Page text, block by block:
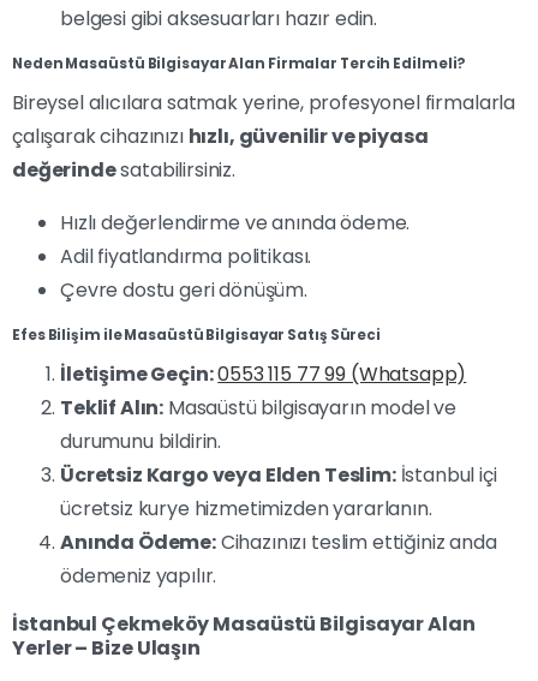
belgesi gibi aksesuarları hazır edin.
Neden Masaüstü Bilgisayar Alan Firmalar Tercih Edilmeli?
Bireysel alıcılara satmak yerine, profesyonel firmalarla
çalışarak cihazınızı hızlı, güvenilir ve piyasa
değerindesatabilirsiniz.
Hızlı değerlendirme ve anında ödeme.
Adil fiyatlandırma politikası.
Çevre dostu geri dönüşüm.
Efes Bilişim ile Masaüstü Bilgisayar Satış Süreci
İletişime Geçin:0553 115 77 99 (Whatsapp)
Teklif Alın: Masaüstü bilgisayarın model ve
durumunu bildirin.
Ücretsiz Kargo veya Elden Teslim:İstanbul içi
ücretsiz kurye hizmetimizden yararlanın.
Anında Ödeme:Cihazınızı teslim ettiğiniz anda
ödemeniz yapılır.
İstanbul Çekmeköy Masaüstü Bilgisayar Alan
Yerler – Bize Ulaşın